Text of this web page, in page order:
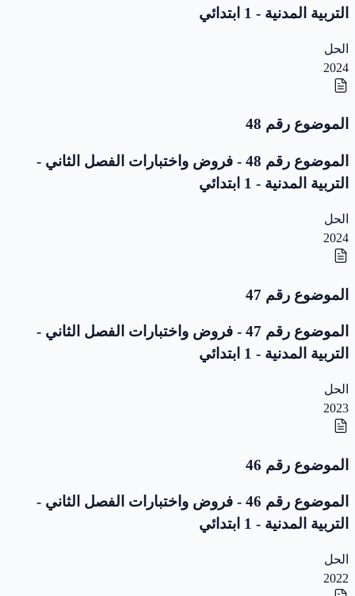
التربية المدنية - 1 ابتدائي
الحل
2024
الموضوع رقم 48
الموضوع رقم 48 - فروض واختبارات الفصل الثاني -
التربية المدنية - 1 ابتدائي
الحل
2024
الموضوع رقم 47
الموضوع رقم 47 - فروض واختبارات الفصل الثاني -
التربية المدنية - 1 ابتدائي
الحل
2023
الموضوع رقم 46
الموضوع رقم 46 - فروض واختبارات الفصل الثاني -
التربية المدنية - 1 ابتدائي
الحل
2022